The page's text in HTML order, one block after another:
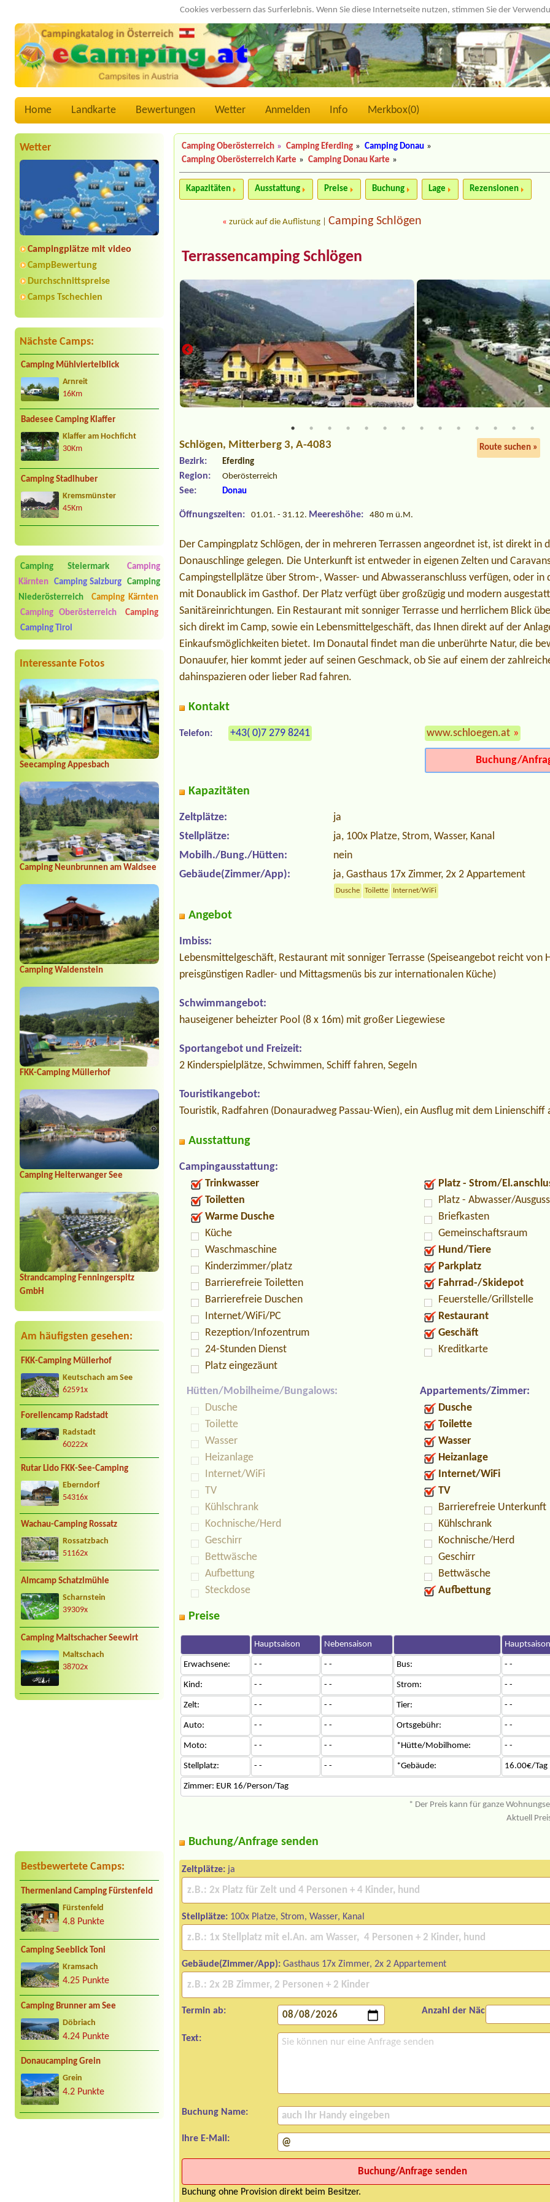
Cookies verbessern das Surferlebnis. Wenn Sie diese Internetseite nutzen, stimmen Sie der
Home Landkarte Bewertungen Wetter Anmelden Info Merkbox(0)
Wetter
Campingplätze mit video
CampBewertung
Durchschnittspreise
Camps Tschechien
Nächste Camps:
Camping Mühlviertelblick
Arnreit
16Km
Badesee Camping Klaffer
Klaffer am Hochficht
30Km
Camping Stadlhuber
Kremsmünster
45Km
Camping Steiermark
Camping
Kärnten
Camping Salzburg
Camping
Niederösterreich
Camping Kärnten
Camping Oberösterreich
Camping
Camping Tirol
Interessante Fotos
Seecamping Appesbach
Camping Neunbrunnen am Waldsee
Camping Waldenstein
FKK-Camping Müllerhof
Camping Heiterwanger See
Strandcamping Fenningerspitz
GmbH
Am häufigsten gesehen:
FKK-Camping Müllerhof
Keutschach am See
62591x
Forellencamp Radstadt
Radstadt
60222x
Rutar Lido FKK-See-Camping
Eberndorf
54316x
Wachau-Camping Rossatz
Rossatzbach
51162x
Almcamp Schatzlmühle
Scharnstein
39309x
Camping Maltschacher Seewirt
Maltschach
38702x
Bestbewertete Camps:
Thermenland Camping Fürstenfeld
Fürstenfeld
4.8 Punkte
Camping Seeblick Toni
Kramsach
4.25 Punkte
Camping Brunner am See
Döbriach
4.24 Punkte
Donaucamping Grein
Grein
4.2 Punkte
Camping Oberösterreich » Camping Eferding » Camping Donau »
Camping Oberösterreich Karte » Camping Donau Karte »
Kapazitäten Ausstattung Preise Buchung Lage Rezensionen
«zurück auf die Auflistung |Camping Schlögen
Terrassencamping Schlögen
Schlögen, Mitterberg 3, A-4083 Route suchen »
Bezirk: Eferding
Region: Oberösterreich
See: Donau
Öffnungszeiten: 01.01. - 31.12. Meereshöhe: 480 m ü.M.
Der Campingplatz Schlögen, der in mehreren Terrassen angeordnet ist, ist direkt in
Donauschlinge gelegen. Die Unterkunft ist entweder in eigenen Zelten und
Campingstellplätze über Strom-, Wasser- und Abwasseranschluss verfügen, oder
mit Donaublick im Gasthof. Der Platz verfügt über großzügig und modern
Sanitäreinrichtungen. Ein Restaurant mit sonniger Terrasse und herrlichem Blick
sich direkt im Camp, sowie ein Lebensmittelgeschäft, das Ihnen direkt auf der
Einkaufsmöglichkeiten bietet. Im Donautal findet man die unberührte Natur, die
Donauufer, hier kommt jeder auf seinen Geschmack, ob Sie auf einem der
dahinspazieren oder lieber Rad fahren.
Kontakt
Telefon: +43( 0)7 279 8241 www.schloegen.at »
Buchung/
Kapazitäten
Zeltplätze:
ja
Stellplätze:
ja, 100x Platze, Strom, Wasser, Kanal
Mobilh./Bung./Hütten:
nein
Gebäude(Zimmer/App):
ja, Gasthaus 17x Zimmer, 2x 2 Appartement
Dusche Toilette Internet/WiFi
Angebot
Imbiss:
Lebensmittelgeschäft, Restaurant mit sonniger Terrasse (Speiseangebot reicht von
preisgünstigen Radler- und Mittagsmenüs bis zur internationalen Küche)
Schwimmangebot:
hauseigener beheizter Pool (8 x 16m) mit großer Liegewiese
Sportangebot und Freizeit:
2 Kinderspielplätze, Schwimmen, Schiff fahren, Segeln
Touristikangebot:
Touristik, Radfahren (Donauradweg Passau-Wien), ein Ausflug mit dem
Ausstattung
Campingausstattung:
Trinkwasser
Toiletten
Warme Dusche
Küche
Waschmaschine
Kinderzimmer/platz
Barrierefreie Toiletten
Barrierefreie Duschen
Internet/WiFi/PC
Rezeption/Infozentrum
24-Stunden Dienst
Platz eingezäunt
Platz - Strom/
Platz - Abwasser/Ausguss
Briefkasten
Gemeinschaftsraum
Hund/Tiere
Parkplatz
Fahrrad-/Skidepot
Feuerstelle/Grillstelle
Restaurant
Geschäft
Kreditkarte
Hütten/Mobilheime/Bungalows:
Dusche
Toilette
Wasser
Heizanlage
Internet/WiFi
TV
Kühlschrank
Kochnische/Herd
Geschirr
Bettwäsche
Aufbettung
Steckdose
Appartements/Zimmer:
Dusche
Toilette
Wasser
Heizanlage
Internet/WiFi
TV
Barrierefreie Unterkunft
Kühlschrank
Kochnische/Herd
Geschirr
Bettwäsche
Aufbettung
Preise
Hauptsaison Nebensaison Hauptsaison
Erwachsene: - - - - Bus: - -
Kind: - - - - Strom: - -
Zelt: - - - - Tier: - -
Auto: - - - - Ortsgebühr: - -
Moto: - - - - *Hütte/Mobilhome: - -
Stellplatz: - - - - *Gebäude: 16.00€/Tag
Zimmer: EUR 16/Person/Tag
* Der Preis kann für ganze
Aktuell
Buchung/Anfrage senden
Zeltplätze: ja
Stellplätze: 100x Platze, Strom, Wasser, Kanal
Gebäude(Zimmer/App): Gasthaus 17x Zimmer, 2x 2 Appartement
Termin ab: Anzahl der Nächte:
Text:
Buchung Name:
Ihre E-Mail:
Buchung ohne Provision direkt beim Besitzer.